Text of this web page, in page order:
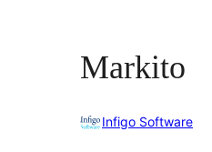
Markito
Infigo Software